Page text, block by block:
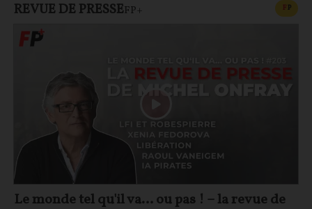
REVUE DE PRESSEFP+ FP
Le monde tel qu'il va… ou pas ! – la revue de